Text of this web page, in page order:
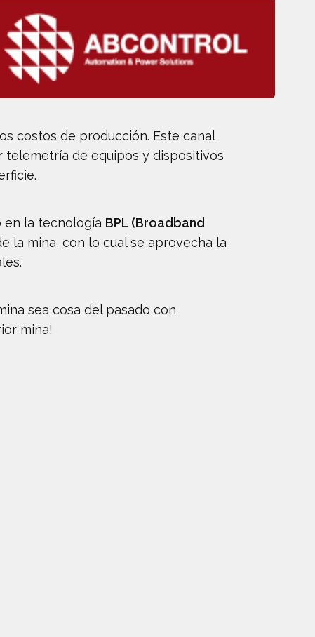
costos de producción. Este canal
de equipos y dispositivos
en la tecnología BPL (Broadband
la mina, con lo cual se aprovecha la
sea cosa del pasado con
mina!